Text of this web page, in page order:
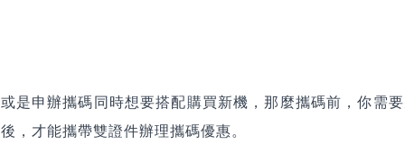
是申辦攜碼同時想要搭配購買新機，那麼攜碼前，你需
，才能攜帶雙證件辦理攜碼優惠。